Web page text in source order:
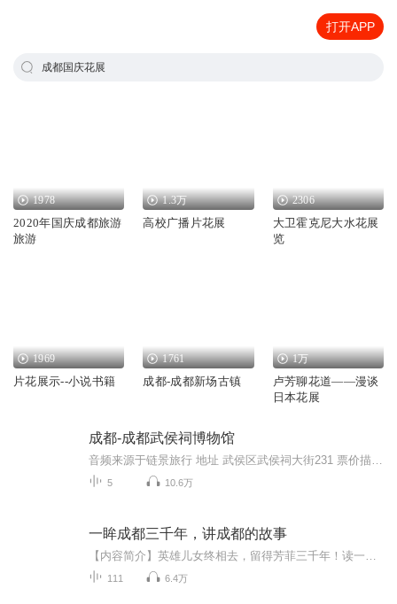
打开APP
成都国庆花展
1978
2020年国庆成都旅游
旅游
1.3万
高校广播片花展
2306
大卫霍克尼大水花展
览
1969
片花展示--小说书籍
1761
成都-成都新场古镇
1万
卢芳聊花道——漫谈
日本花展
成都-成都武侯祠博物馆
5 10.6万
一眸成都三千年，讲成都的故事
111 6.4万